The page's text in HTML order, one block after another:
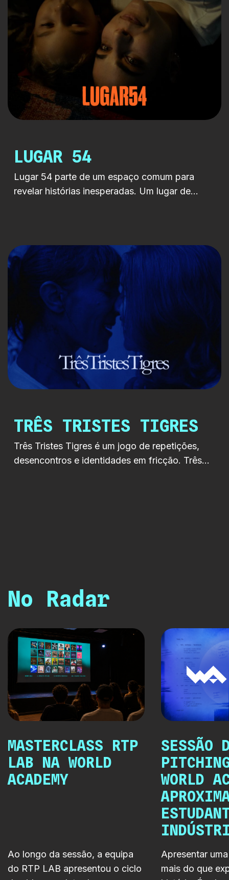
crescendo, ao mesmo tempo que os limites de
cada um […]
LUGAR 54
Lugar 54 parte de um espaço comum para
revelar histórias inesperadas. Um lugar de
série apresenta cinco histórias, cinco géneros e
cinco universos, todos ligados pelo mesmo
espaço físico. Um lugar onde as personagens
TRÊS TRISTES TIGRES
Três Tristes Tigres é um jogo de repetições,
desencontros e identidades em fricção. Três
No Radar
MASTERCLASS RTP
LAB NA WORLD
ACADEMY
Ao longo da sessão, a equipa
do RTP LAB apresentou o ciclo
SESSÃO
WORLD
Apresentar
mais do que